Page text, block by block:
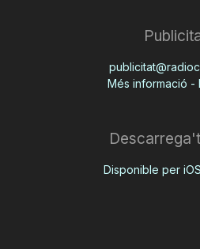
Més informació -
Disponible per